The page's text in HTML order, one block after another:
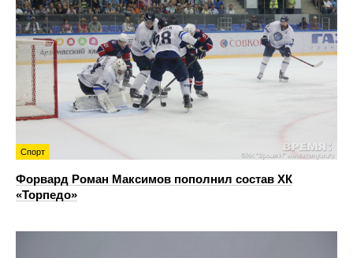
Спорт
Форвард Роман Максимов пополнил состав ХК
«Торпедо»